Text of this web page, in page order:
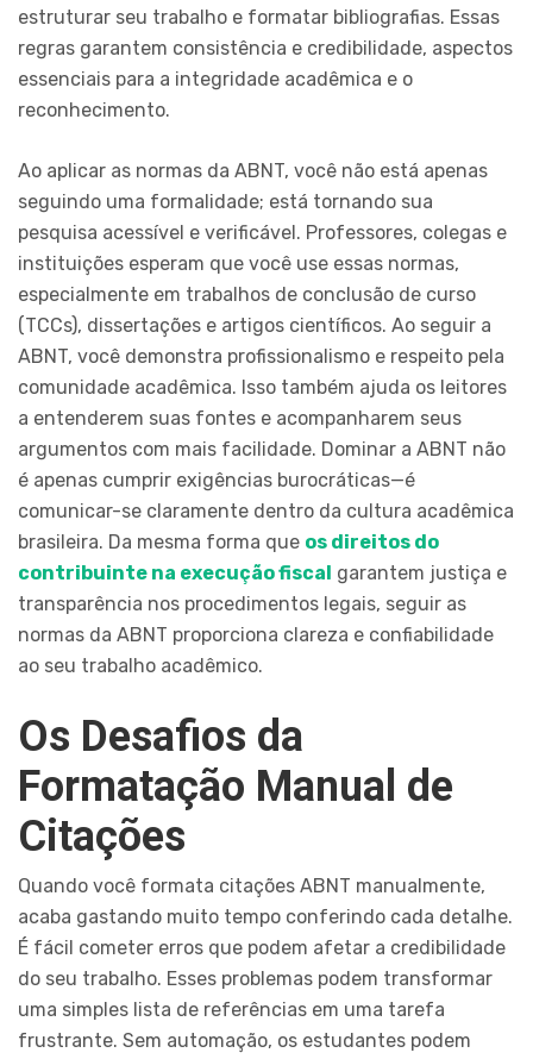
estruturar seu trabalho e formatar bibliografias. Essas
regras garantem consistência e credibilidade, aspectos
essenciais para a integridade acadêmica e o
reconhecimento.
Ao aplicar as normas da ABNT, você não está apenas
seguindo uma formalidade; está tornando sua
pesquisa acessível e verificável. Professores, colegas e
instituições esperam que você use essas normas,
especialmente em trabalhos de conclusão de curso
(TCCs), dissertações e artigos científicos. Ao seguir a
ABNT, você demonstra profissionalismo e respeito pela
comunidade acadêmica. Isso também ajuda os leitores
a entenderem suas fontes e acompanharem seus
argumentos com mais facilidade. Dominar a ABNT não
é apenas cumprir exigências burocráticas—é
comunicar-se claramente dentro da cultura acadêmica
brasileira. Da mesma forma que os direitos do
contribuinte na execução fiscal garantem justiça e
transparência nos procedimentos legais, seguir as
normas da ABNT proporciona clareza e confiabilidade
ao seu trabalho acadêmico.
Os Desafios da
Formatação Manual de
Citações
Quando você formata citações ABNT manualmente,
acaba gastando muito tempo conferindo cada detalhe.
É fácil cometer erros que podem afetar a credibilidade
do seu trabalho. Esses problemas podem transformar
uma simples lista de referências em uma tarefa
frustrante. Sem automação, os estudantes podem